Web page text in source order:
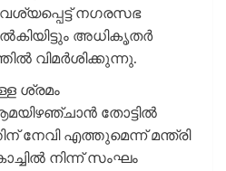
നഗരസഭ
അധികൃതര്‍
വിമര്‍ശിക്കുന്നു.
ശ്രമം
തോട്ടില്‍
നേവി എത്തുമെന്ന് മന്ത്രി
നിന്ന് സംഘം